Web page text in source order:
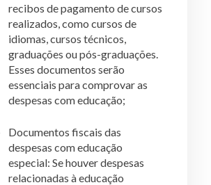
recibos de pagamento de cursos
realizados, como cursos de
idiomas, cursos técnicos,
graduações ou pós-graduações.
Esses documentos serão
essenciais para comprovar as
despesas com educação;
Documentos fiscais das
despesas com educação
especial: Se houver despesas
relacionadas à educação